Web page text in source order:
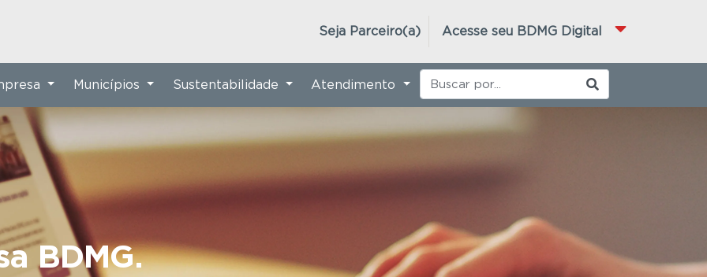
Acesse seu BDMG Digital
Seja Parceiro(a)
BDMG.
Municípios Sustentabilidade Atendimento